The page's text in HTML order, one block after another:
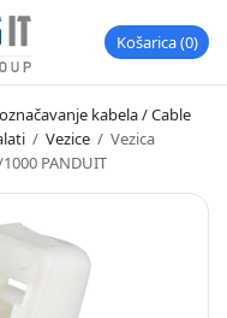
Košarica 0
kabela / Cable
/ Vezice / Vezica
PANDUIT